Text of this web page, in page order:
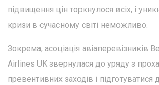
підвищення цін торкнулося всіх, і
кризи в сучасному світі неможливо.
Зокрема, асоціація авіаперевізників
Airlines UK звернулася до уряду з
превентивних заходів і